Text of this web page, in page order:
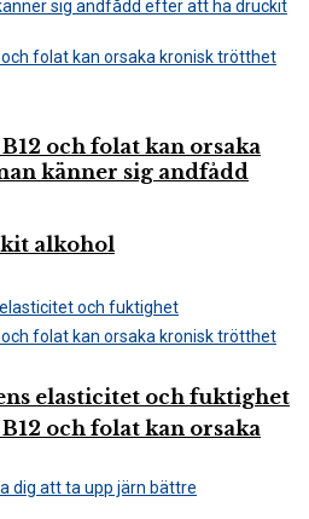
och folat kan orsaka
elasticitet och fuktighet
känner sig andfådd
alkohol
och folat kan orsaka